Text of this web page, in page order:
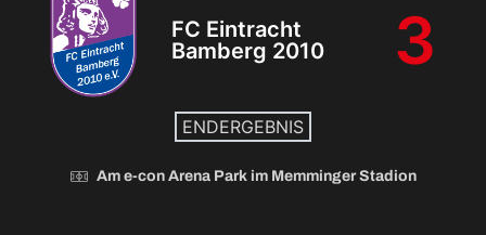
FC Eintracht
Bamberg 2010
3
ENDERGEBNIS
Am e-con Arena Park im Memminger Stadion